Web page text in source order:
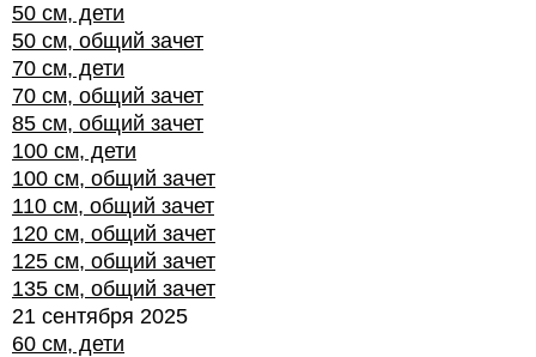
50 см, дети
50 см, общий зачет
70 см, дети
70 см, общий зачет
85 см, общий зачет
100 см, дети
100 см, общий зачет
110 см, общий зачет
120 см, общий зачет
125 см, общий зачет
135 см, общий зачет
21 сентября 2025
60 см, дети